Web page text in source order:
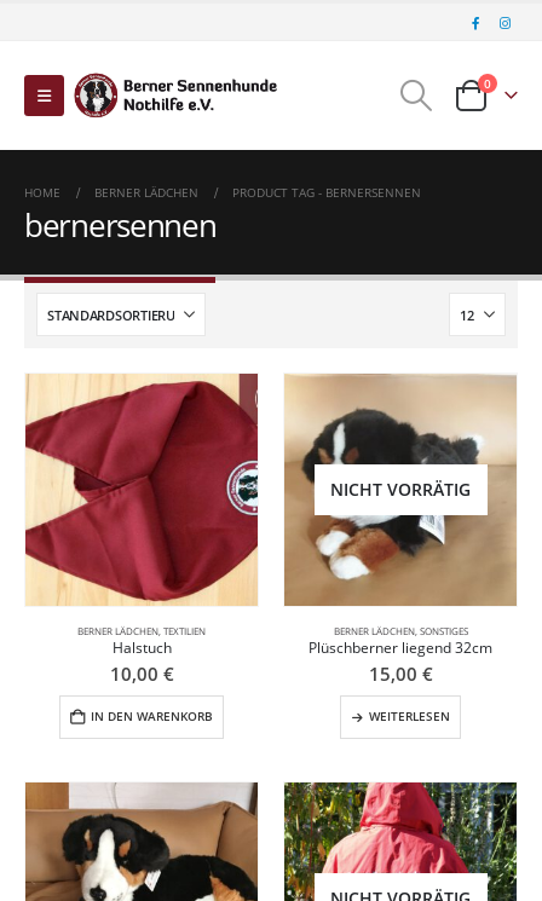
0
HOME BERNER LÄDCHEN PRODUCT TAG - BERNERSENNEN
bernersennen
BERNER LÄDCHEN TEXTILIEN
Halstuch
10,00 €
IN DEN WARENKORB
NICHT VORRÄTIG
BERNER LÄDCHEN, SONSTIGES
Plüschberner liegend 32cm
15,00 €
WEITERLESEN